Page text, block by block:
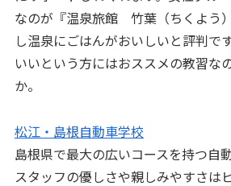
なのが『温泉旅館 竹葉（ちくよう
し温泉にごはんがおいしいと評判で
いいという方にはおススメの教習な
か。
松江・島根自動車学校
島根県で最大の広いコースを持つ自
スタッフの優しさや親しみやすさは